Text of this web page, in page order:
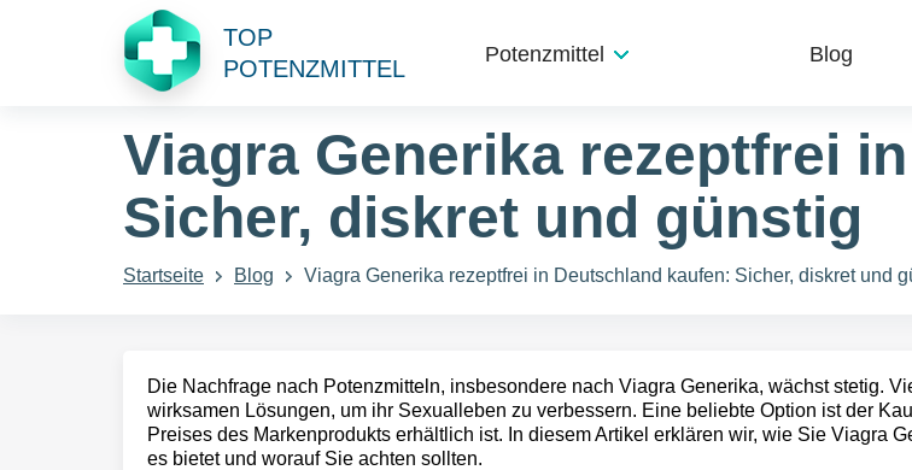
TOP
POTENZMITTEL
Potenzmittel Blog
Viagra Generika rezeptfrei
Sicher, diskret und günstig
Startseite Blog Viagra Generika rezeptfrei in Deutschland kaufen: Sicher, diskret und
Die Nachfrage nach Potenzmitteln, insbesondere nach Viagra Generika, wächst stetig.
wirksamen Lösungen, um ihr Sexualleben zu verbessern. Eine beliebte Option ist der
Preises des Markenprodukts erhältlich ist. In diesem Artikel erklären wir, wie Sie Viagra
es bietet und worauf Sie achten sollten.